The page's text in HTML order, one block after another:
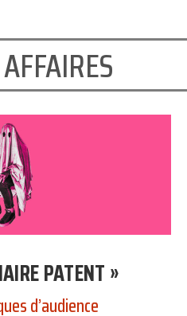
PATENT »
d’audience